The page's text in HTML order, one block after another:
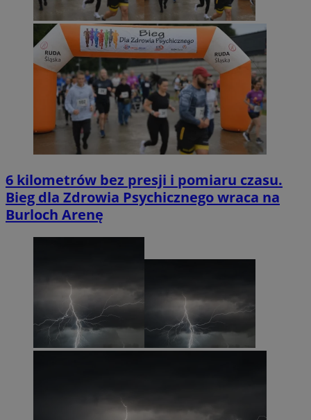
6 kilometrów bez presji i pomiaru czasu.
Bieg dla Zdrowia Psychicznego wraca na
Burloch Arenę